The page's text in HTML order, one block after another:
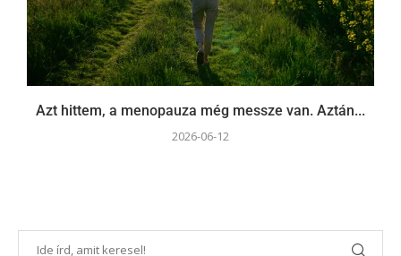
Azt hittem, a menopauza még messze van. Aztán...
2026-06-12